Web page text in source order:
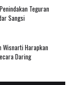
Teguran
Sangsi
Wisnarti Harapkan
Daring